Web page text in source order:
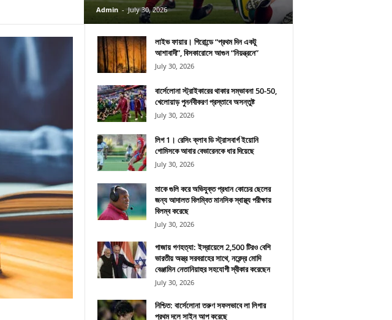
Admin - July 30, 2026
লাইভ ফায়ার। গিরোন্ডে “প্রথম দিন একটু
আশাবাদী”, বিসকারোসে আগুন “নিয়ন্ত্রনে”
July 30, 2026
বার্সেলোনা স্ট্রাইকারের থাকার সম্ভাবনা 50-50,
খেলোয়াড় পুনর্নবীকরণ প্রস্তাবে অসন্তুষ্ট
July 30, 2026
লিগ 1। রেসিং ক্লাব ডি স্ট্রাসবার্গ ইয়োনি
গোমিসকে আবার বেভারেনকে ধার দিয়েছে
July 30, 2026
মাকে গুলি করে অভিযুক্ত প্রধান কোচের ছেলের
জন্য আদালত বিলম্বিত মানসিক স্বাস্থ্য পরীক্ষায়
বিলম্ব করেছে
July 30, 2026
গাজায় গণহত্যা: ইস্রায়েলে 2,500 টিরও বেশি
ভারতীয় অস্ত্র সরবরাহের সাথে, নরেন্দ্র মোদি
বেঞ্জামিন নেতানিয়াহুর সহযোগী স্বীকার করেছেন
July 30, 2026
নিশ্চিত: বার্সেলোনা তরুণ সফলভাবে লা লিগার
প্রথম দলে সাইন আপ করেছে